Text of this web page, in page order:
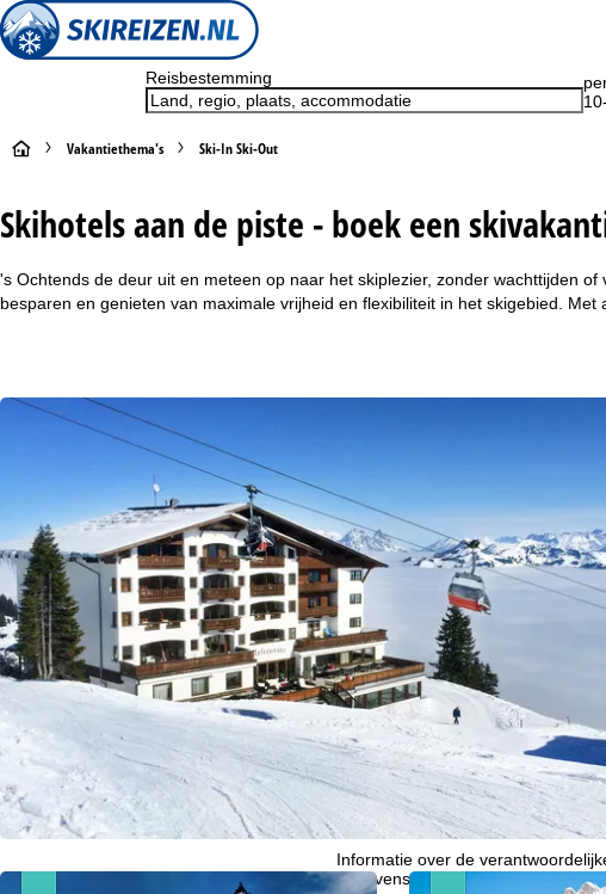
Cookie-informatie
Om onze website te
ook delen met onze partners.
eindapparaat- en
productaanbevelingen,
moment in te trekken), wat ook de
buiten de Europese Economische
Door op
accepteren
te klikken,
weigeren
klikt, gebruiken we
contract.
Meer informatie over het gebruik
over Cookie-Policy.
Informatie over de
gegevensbescherming vind je onze
Reisbestemming
S
i
n
a
Vakantiethema's Ski-In Ski-Out
Skihotels aan de piste - boek een
's Ochtends de deur uit en meteen op naar het skiplezier, zonder wachttijden
besparen en genieten van maximale vrijheid en flexibiliteit in het skigebied.